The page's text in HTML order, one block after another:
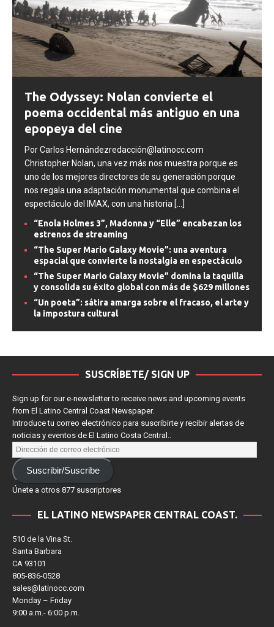
The Odyssey: Nolan convierte el
poema occidental más antiguo en una
epopeya del cine
Por Carlos Hernándezredacción@latinocc.com
Christopher Nolan, una vez más nos muestra porque es
uno de los mejores directores de su generación porque
nos regala una adaptación monumental que combina el
espectáculo del IMAX, con una historia [...]
“Enola Holmes 3”, Madonna y “Elle” encabezan los
estrenos de streaming
“The Super Mario Galaxy Movie”: una aventura
espacial que convierte la nostalgia en espectáculo
“The Super Mario Galaxy Movie” domina la taquilla
y consolida su éxito global con más de $629 millones
“Un poeta”: sátira amarga sobre el fracaso, el arte y
la impostura cultural
SUSCRÍBETE/ SIGN UP
Sign up for our e-newsletter to receive news and upcoming events
from El Latino Central Coast Newspaper.
Introduce tu correo electrónico para suscribirte y recibir alertas de
noticias y eventos de El Latino Costa Central..
Suscribir/Suscribe
Únete a otros 877 suscriptores
EL LATINO NEWSPAPER CENTRAL COAST.
510 de la Vina St.
Santa Barbara
CA 93101
805-836-0528
sales@latinocc.com
Monday – Friday
9:00 a.m.- 6:00 p.m.